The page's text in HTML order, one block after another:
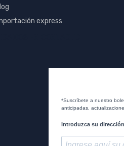
express
*Suscríbete a nuestro
anticipadas,
Introduzca su